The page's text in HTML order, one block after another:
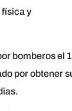
física y
bomberos el
por obtener